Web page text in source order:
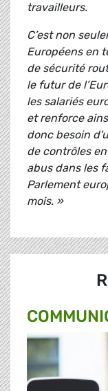
travailleurs.
C’est non
Européens en
de sécurité
le futur de
les salariés
et renforce
donc besoin
de contrôles
abus dans les
Parlement
mois. »